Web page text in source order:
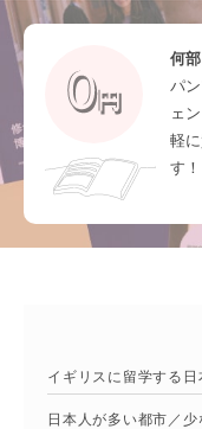
何
パ
ェ
軽
す！
イギリスに留学する
日本人が多い都市／少